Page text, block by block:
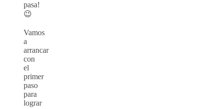
pasa!
😉
Vamos
a
arrancar
con
el
primer
paso
para
lograr